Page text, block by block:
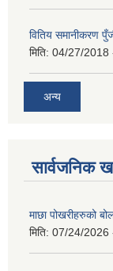
वितिय समानीकरण
मिति: 04/27/2018
अन्य
सार्वजनिक
माछा पोखरीहरुको
मिति: 07/24/2026